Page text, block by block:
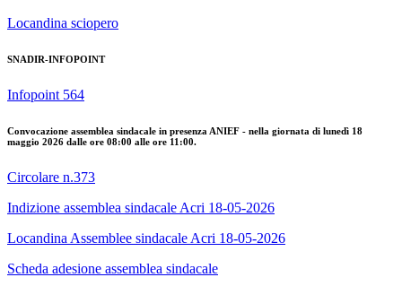
Locandina sciopero
SNADIR-INFOPOINT
Infopoint 564
Convocazione assemblea sindacale in presenza ANIEF - nella giornata di lunedì 18
maggio 2026 dalle ore 08:00 alle ore 11:00.
Circolare n.373
Indizione assemblea sindacale Acri 18-05-2026
Locandina Assemblee sindacale Acri 18-05-2026
Scheda adesione assemblea sindacale